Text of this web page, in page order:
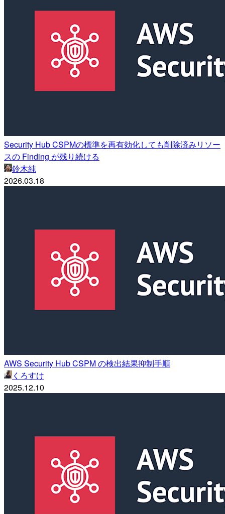
Security Hub CSPMの標準を再有効化しても削除済みリソー
スの Finding が残り続ける
鈴木純
2026.03.18
AWS Security Hub CSPM の検出結果抑制手順
くろすけ
2025.12.10